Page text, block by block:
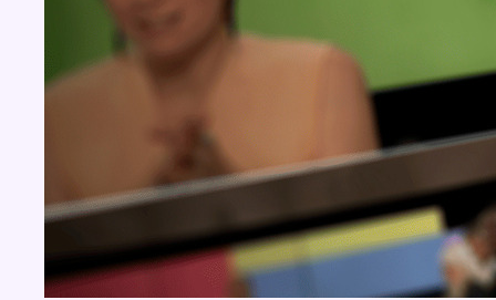
Aucun concours pour le moment